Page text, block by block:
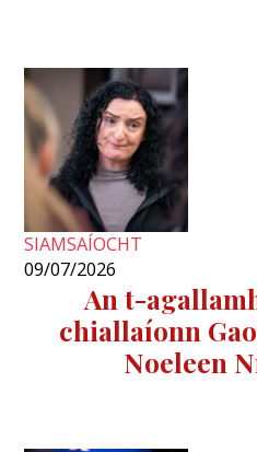
SIAMSAÍOCHT
09/07/2026
An t-
chiallaíonn
Noeleen